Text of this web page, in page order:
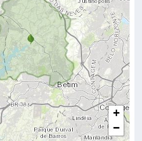
+
−